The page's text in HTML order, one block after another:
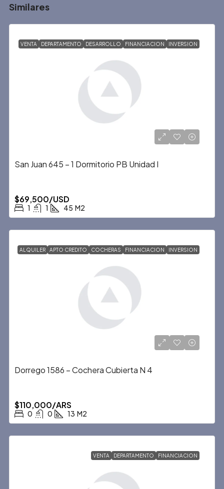
Similares
VENTA DEPARTAMENTO DESARROLLO FINANCIACION INVERSION
San Juan 645 – 1 Dormitorio PB Unidad I
$69,500/USD
1 1 45 M2
ALQUILER APTO CREDITO COCHERAS FINANCIACION INVERSION
Dorrego 1586 – Cochera Cubierta N 4
$110,000/ARS
0 0 13 M2
VENTA DEPARTAMENTO FINANCIACION